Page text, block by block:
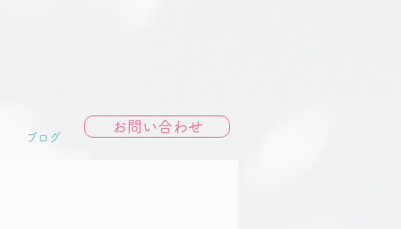
ブログ
お問い合わせ